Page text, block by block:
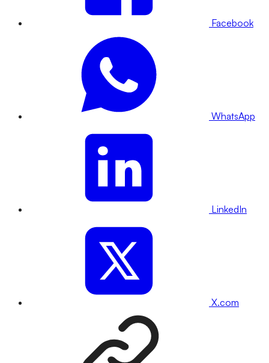
Facebook
WhatsApp
LinkedIn
X.com